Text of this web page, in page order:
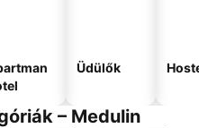
Üdülők
– Medulin